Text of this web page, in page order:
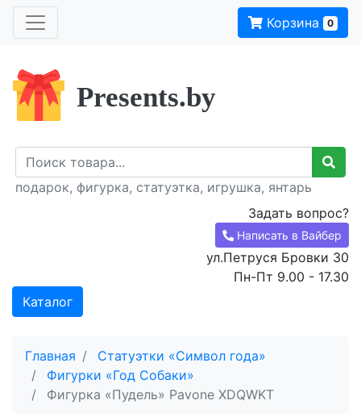
Корзина 0
Presents.by
подарок, фигурка, статуэтка, игрушка, янтарь
Задать вопрос?
Написать в Вайбер
ул.Петруся Бровки 30
Пн-Пт 9.00 - 17.30
Каталог
Главная
Статуэтки «Символ года»
Фигурки «Год Собаки»
Фигурка «Пудель» Pavone XDQWKT